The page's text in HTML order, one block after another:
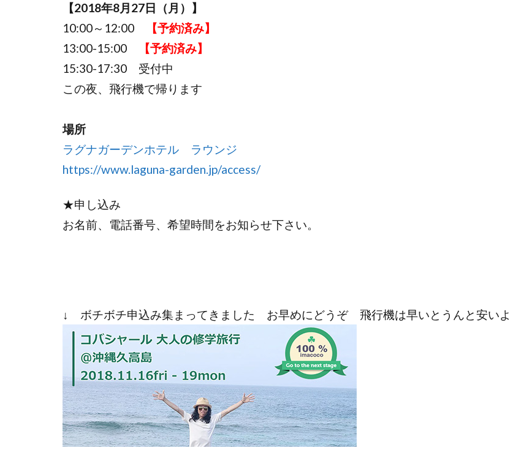
【2018年8月27日（月）】
10:00～12:00
【予約済み】
13:00-15:00
【予約済み】
15:30-17:30 受付中
この夜、飛行機で帰ります
場所
ラグナガーデンホテル ラウンジ
https://www.laguna-garden.jp/access/
★申し込み
お名前、電話番号、希望時間をお知らせ下さい。
↓ ボチボチ申込み集まってきました お早めにどうぞ 飛行機は早いとうんと安いよ